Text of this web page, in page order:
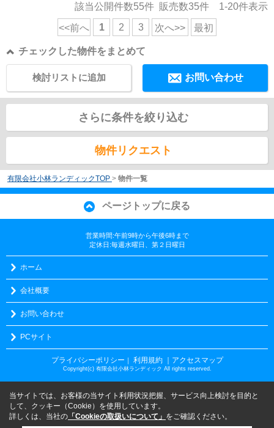
該当公開件数55件 販売数35件 1-20件表示
<<前へ 1 2 3 次へ>> 最初
チェックした物件をまとめて
お問い合わせ
検討リストに追加
さらに条件を絞り込む
物件リクエスト
有限会社小林ランディックTOP > 物件一覧
ページトップに戻る
営業時間:午前9時から午後6時まで
定休日:毎週水曜日、第２日曜日
ホーム
会社概要
お問い合わせ
PCサイト
プライバシーポリシー ｜ 利用規約 ｜アクセスマップ
Copyright(c) 有限会社小林ランディック All rights reserved.
当サイトでは、お客様の当サイト利用状況把握、サービス向上検討を目的と
して、クッキー（Cookie）を使用しています。
詳しくは、当社の 「Cookieの取扱いについて」 をご確認ください。